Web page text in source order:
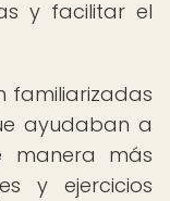
y facilitar el
familiarizadas
ayudaban a
más
y ejercicios